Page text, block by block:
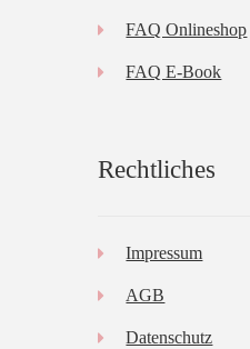
FAQ Onlineshop
FAQ E-Book
Rechtliches
Impressum
AGB
Datenschutz